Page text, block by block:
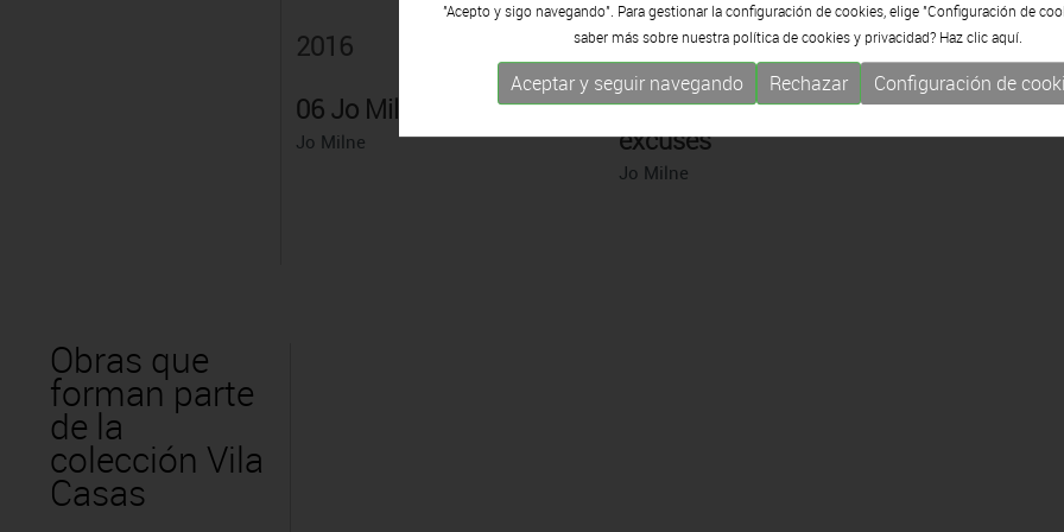
2016
06 Jo Milne
Jo Milne
2016
No faig prediccions, sinó
excuses
Jo Milne
Obras que
forman parte
de la
colección Vila
Casas
"Acepto y sigo navegando". Para gestionar la configuración de cookies, elige "Configuración de
saber más sobre nuestra política de cookies y privacidad? Haz clicaquí.
Aceptar y seguir navegando Rechazar Configuración de